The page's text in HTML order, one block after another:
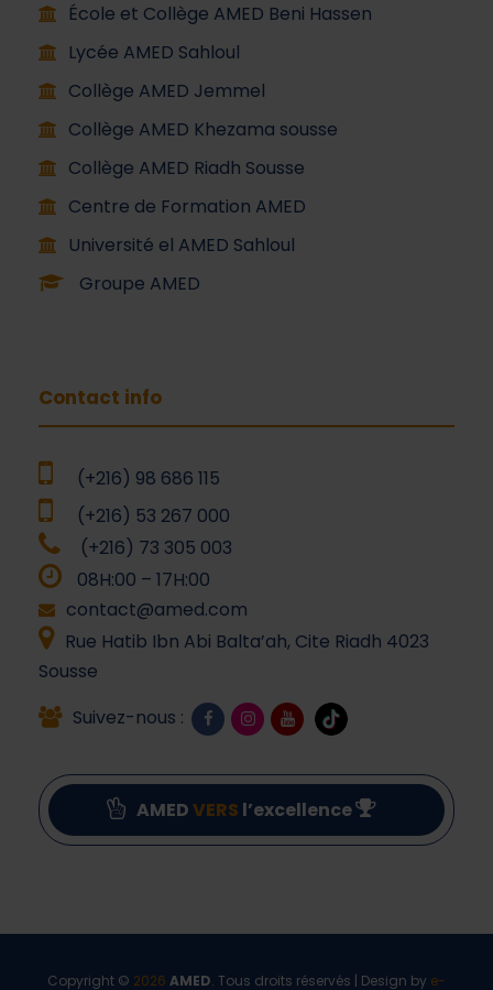
École et Collège AMED Beni Hassen
Lycée AMED Sahloul
Collège AMED Jemmel
Collège AMED Khezama sousse
Collège AMED Riadh Sousse
Centre de Formation AMED
Université el AMED Sahloul
Groupe AMED
Contact info
(+216) 98 686 115
(+216) 53 267 000
(+216) 73 305 003
08H:00 – 17H:00
contact@amed.com
Rue Hatib Ibn Abi Balta’ah, Cite Riadh 4023
Sousse
Suivez-nous :
AMEDVERS l’excellence
Copyright © 2026 AMED. Tous droits réservés | Design by e-